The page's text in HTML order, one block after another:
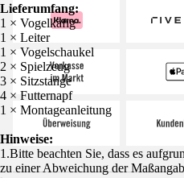
Lieferumfang:
1 × Vogelkäfig
1 × Leiter
1 × Vogelschaukel
2 × Spielzeug
3 × Sitzstange
4 × Futternapf
1 × Montageanleitung
Hinweise:
1.Bitte beachten Sie, dass es
zu einer Abweichung der